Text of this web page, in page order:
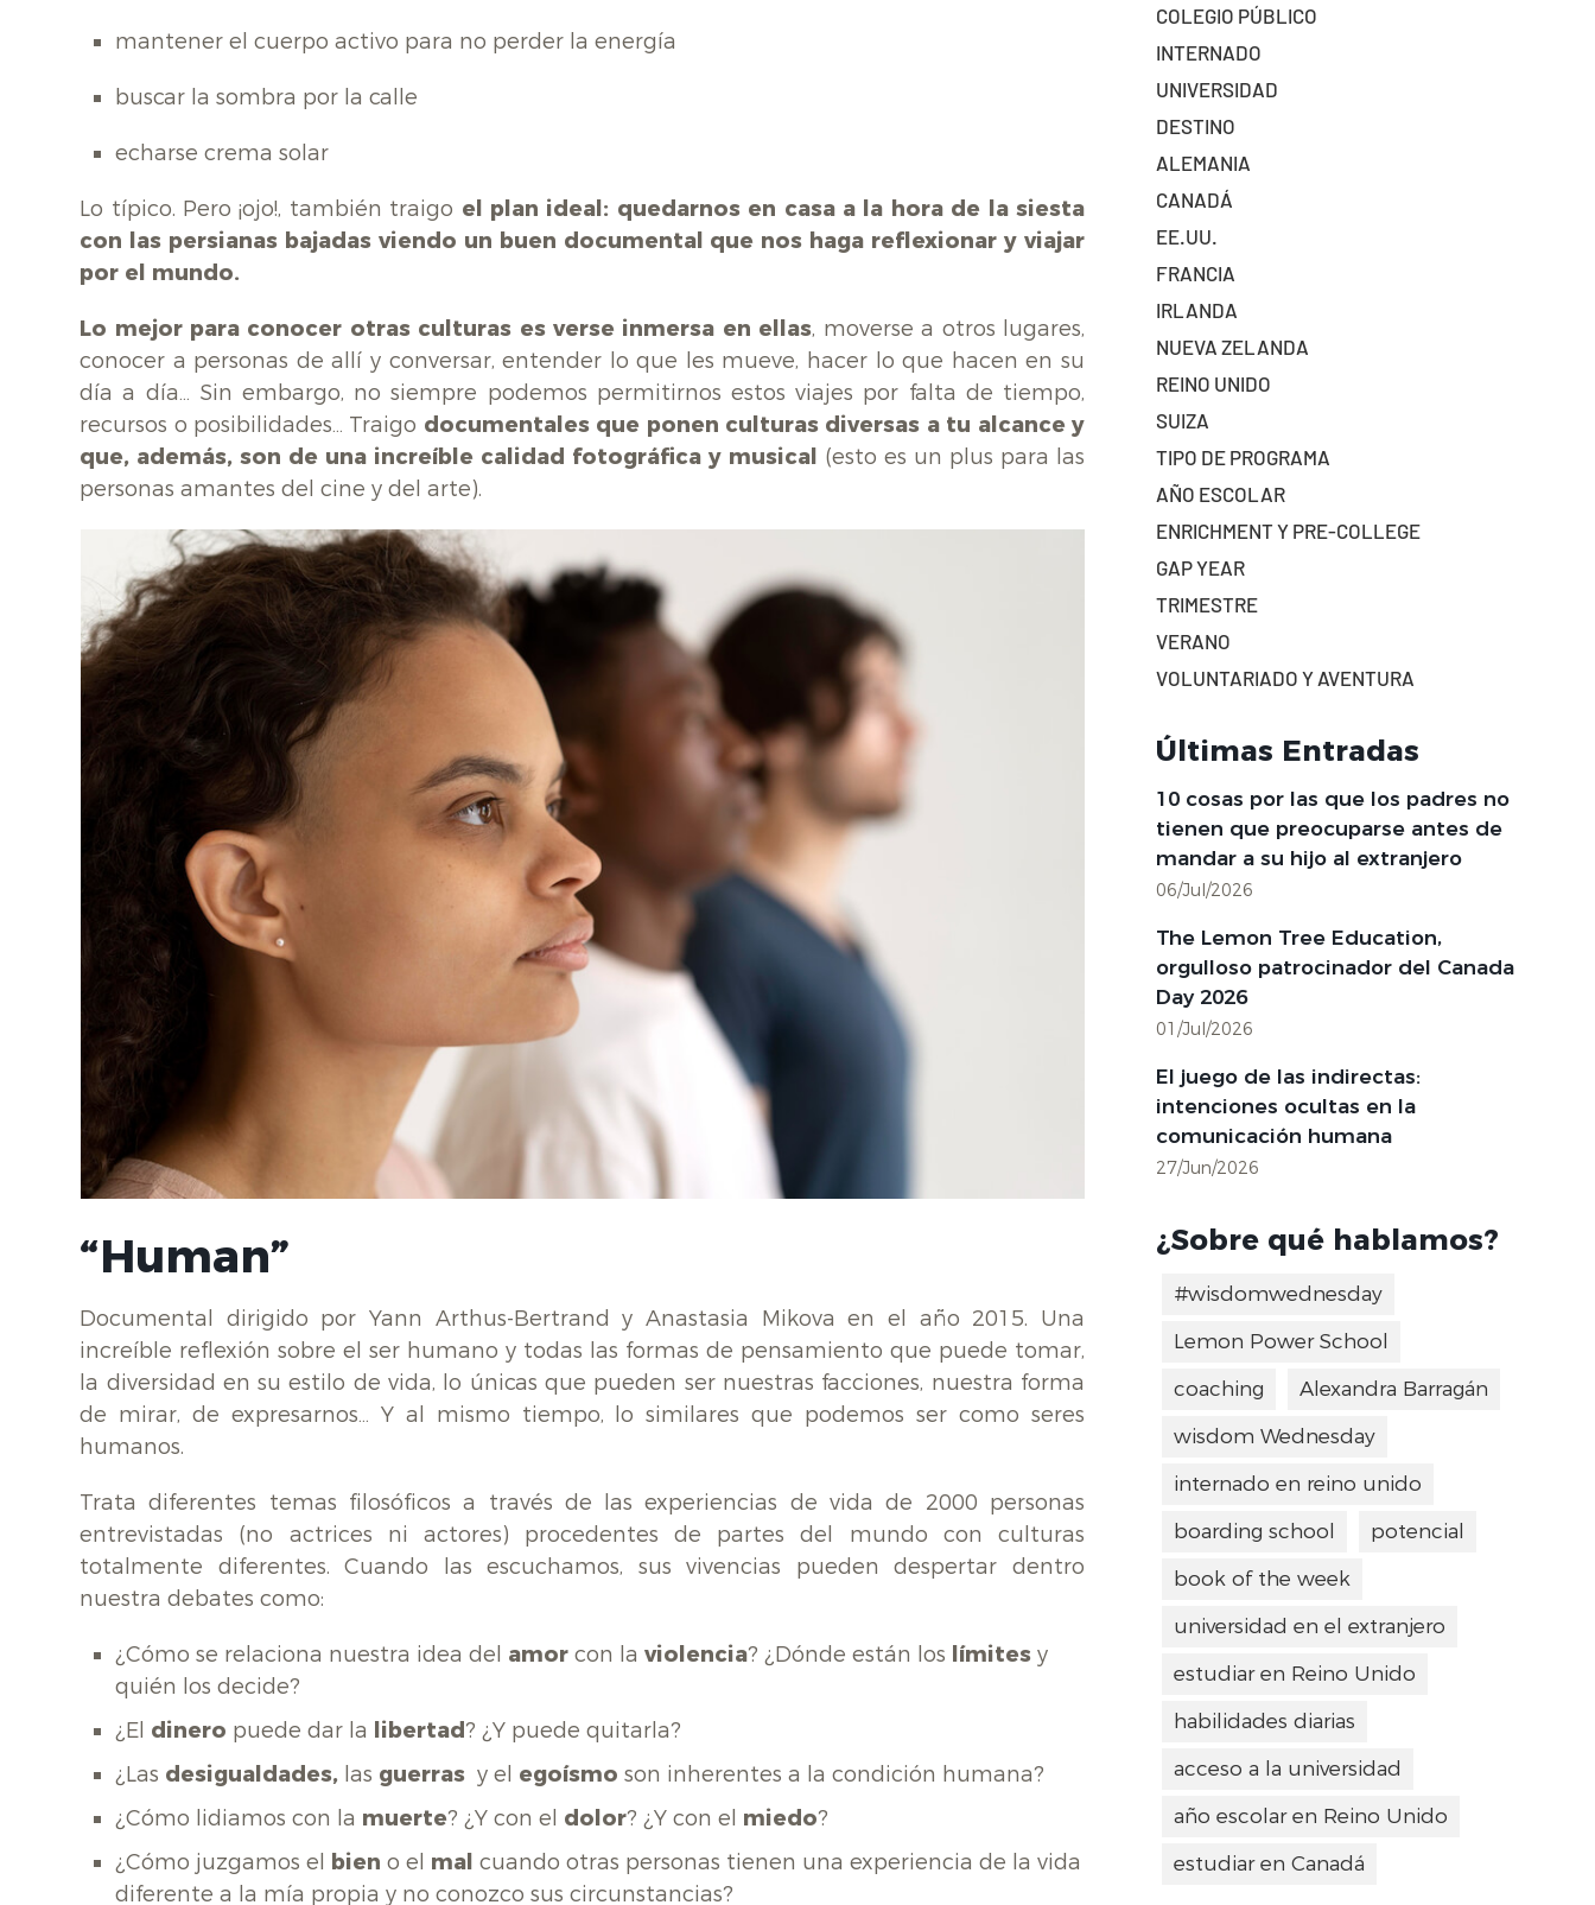
mantener el cuerpo activo para no perder la energía
buscar la sombra por la calle
echarse crema solar
Lo típico. Pero ¡ojo!, también traigo el plan ideal: quedarnos en casa a la hora de la siesta
con las persianas bajadas viendo un buen documental que nos haga reflexionar y viajar
por el mundo.
Lo mejor para conocer otras culturas es verse inmersa en ellas, moverse a otros lugares,
conocer a personas de allí y conversar, entender lo que les mueve, hacer lo que hacen en su
día a día… Sin embargo, no siempre podemos permitirnos estos viajes por falta de tiempo,
recursos o posibilidades… Traigo documentales que ponen culturas diversas a tu alcance y
que, además, son de una increíble calidad fotográfica y musical (esto es un plus para las
personas amantes del cine y del arte).
“Human”
Documental dirigido por Yann Arthus-Bertrand y Anastasia Mikova en el año 2015. Una
increíble reflexión sobre el ser humano y todas las formas de pensamiento que puede tomar,
la diversidad en su estilo de vida, lo únicas que pueden ser nuestras facciones, nuestra forma
de mirar, de expresarnos… Y al mismo tiempo, lo similares que podemos ser como seres
humanos.
Trata diferentes temas filosóficos a través de las experiencias de vida de 2000 personas
entrevistadas (no actrices ni actores) procedentes de partes del mundo con culturas
totalmente diferentes. Cuando las escuchamos, sus vivencias pueden despertar dentro
nuestra debates como:
¿Cómo se relaciona nuestra idea del amor con laviolencia? ¿Dónde están los límites y
quién los decide?
¿El dinero puede dar la libertad? ¿Y puede quitarla?
¿Las desigualdades, las guerras y el egoísmo son inherentes a la condición humana?
¿Cómo lidiamos con la muerte? ¿Y con el dolor? ¿Y con el miedo?
¿Cómo juzgamos el
bien o el mal cuando otras personas tienen una experiencia de la vida
diferente a la mía propia y no conozco sus circunstancias?
COLEGIO PÚBLICO
INTERNADO
UNIVERSIDAD
DESTINO
ALEMANIA
CANADÁ
EE.UU.
FRANCIA
IRLANDA
NUEVA ZELANDA
REINO UNIDO
SUIZA
TIPO DE PROGRAMA
AÑO ESCOLAR
ENRICHMENT Y PRE-COLLEGE
GAP YEAR
TRIMESTRE
VERANO
VOLUNTARIADO Y AVENTURA
Últimas Entradas
10 cosas por las que los padres no
tienen que preocuparse antes de
mandar a su hijo al extranjero
06/Jul/2026
The Lemon Tree Education,
orgulloso patrocinador del Canada
Day 2026
01/Jul/2026
El juego de las indirectas:
intenciones ocultas en la
comunicación humana
27/Jun/2026
¿Sobre qué hablamos?
#wisdomwednesday
Lemon Power School
coaching
Alexandra Barragán
wisdom Wednesday
internado en reino unido
boarding school
potencial
book of the week
universidad en el extranjero
estudiar en Reino Unido
habilidades diarias
acceso a la universidad
año escolar en Reino Unido
estudiar en Canadá